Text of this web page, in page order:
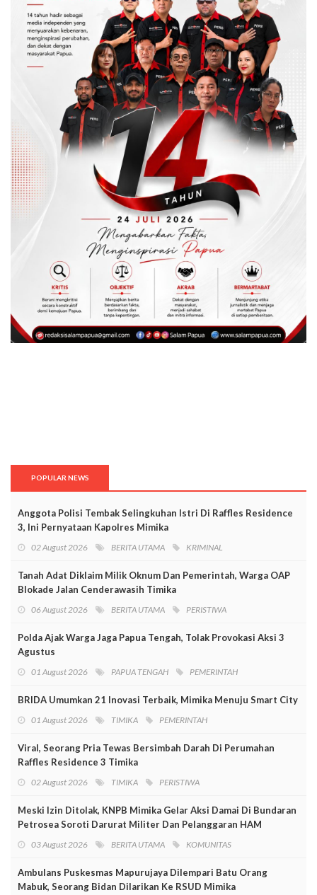
POPULAR NEWS
Anggota Polisi Tembak Selingkuhan Istri Di Raffles Residence
3, Ini Pernyataan Kapolres Mimika
02 August 2026 BERITA UTAMA KRIMINAL
Tanah Adat Diklaim Milik Oknum Dan Pemerintah, Warga OAP
Blokade Jalan Cenderawasih Timika
06 August 2026 BERITA UTAMA PERISTIWA
Polda Ajak Warga Jaga Papua Tengah, Tolak Provokasi Aksi 3
Agustus
01 August 2026 PAPUA TENGAH PEMERINTAH
BRIDA Umumkan 21 Inovasi Terbaik, Mimika Menuju Smart City
01 August 2026 TIMIKA PEMERINTAH
Viral, Seorang Pria Tewas Bersimbah Darah Di Perumahan
Raffles Residence 3 Timika
02 August 2026 TIMIKA PERISTIWA
Meski Izin Ditolak, KNPB Mimika Gelar Aksi Damai Di Bundaran
Petrosea Soroti Darurat Militer Dan Pelanggaran HAM
03 August 2026 BERITA UTAMA KOMUNITAS
Ambulans Puskesmas Mapurujaya Dilempari Batu Orang
Mabuk, Seorang Bidan Dilarikan Ke RSUD Mimika